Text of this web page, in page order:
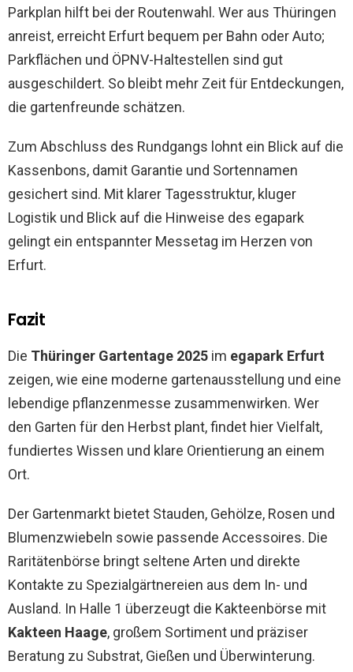
Parkplan hilft bei der Routenwahl. Wer aus Thüringen
anreist, erreicht Erfurt bequem per Bahn oder Auto;
Parkflächen und ÖPNV-Haltestellen sind gut
ausgeschildert. So bleibt mehr Zeit für Entdeckungen,
die gartenfreunde schätzen.
Zum Abschluss des Rundgangs lohnt ein Blick auf die
Kassenbons, damit Garantie und Sortennamen
gesichert sind. Mit klarer Tagesstruktur, kluger
Logistik und Blick auf die Hinweise des egapark
gelingt ein entspannter Messetag im Herzen von
Erfurt.
Fazit
Die Thüringer Gartentage 2025 im egapark Erfurt
zeigen, wie eine moderne gartenausstellung und eine
lebendige pflanzenmesse zusammenwirken. Wer
den Garten für den Herbst plant, findet hier Vielfalt,
fundiertes Wissen und klare Orientierung an einem
Ort.
Der Gartenmarkt bietet Stauden, Gehölze, Rosen und
Blumenzwiebeln sowie passende Accessoires. Die
Raritätenbörse bringt seltene Arten und direkte
Kontakte zu Spezialgärtnereien aus dem In- und
Ausland. In Halle 1 überzeugt die Kakteenbörse mit
Kakteen Haage, großem Sortiment und präziser
Beratung zu Substrat, Gießen und Überwinterung.